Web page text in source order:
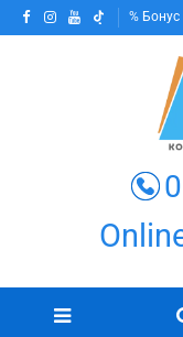
Бонус